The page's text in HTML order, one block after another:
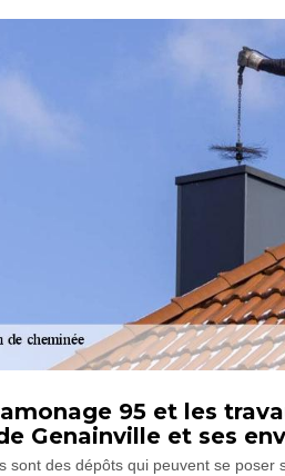
95 et les
Genainville et ses
sont des dépôts qui peuvent se